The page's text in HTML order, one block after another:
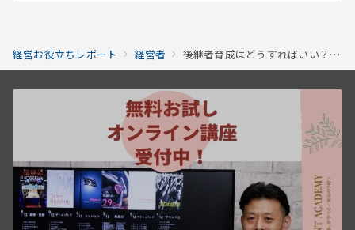
経営お役立ちレポート 経営者 後継者育成はどうすればいい？方法やポイント、行うべき理由を紹介